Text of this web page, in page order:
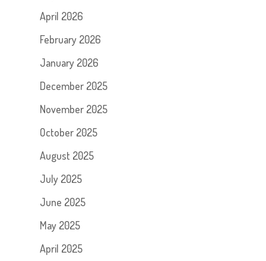
April 2026
February 2026
January 2026
December 2025
November 2025
October 2025
August 2025
July 2025
June 2025
May 2025
April 2025